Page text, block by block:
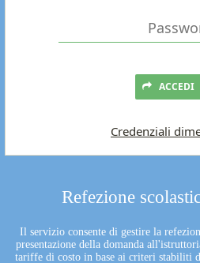
Refezione
Il servizio consente di gestire la
presentazione della domanda
tariffe di costo in base ai criteri stabiliti
ACCEDI
Credenziali